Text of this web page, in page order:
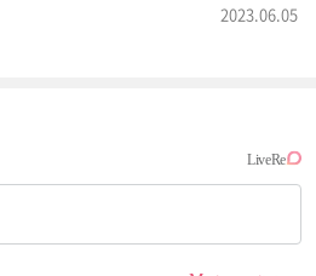
2023.06.05